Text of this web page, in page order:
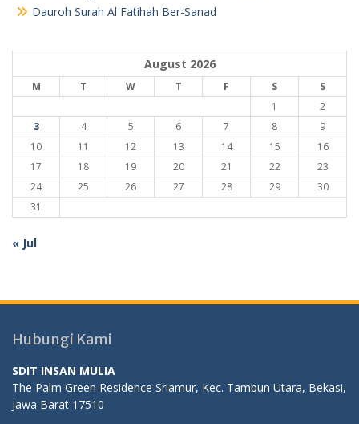
Dauroh Surah Al Fatihah Ber-Sanad
August 2026
M T W T F S
S
1
2
3
4 5 6 7 8
9
10
11 12 13 14 15
16
17
18 19 20 21 22
23
24
25 26 27 28 29
30
31
« Jul
Hubungi Kami
SDIT INSAN MULIA
The Palm Green Residence Sriamur, Kec. Tambun Utara, Bekasi,
Jawa Barat 17510